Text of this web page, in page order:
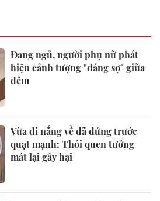
Đang ngủ, người phụ nữ phát
hiện cảnh tượng "đáng sợ" giữa
đêm
Vừa đi nắng về đã đứng trước
quạt mạnh: Thói quen tưởng
mát lại gây hại